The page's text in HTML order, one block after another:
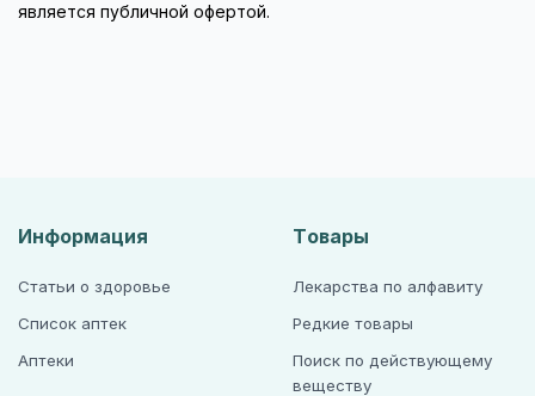
является публичной офертой.
Информация
Статьи о здоровье
Список аптек
Аптеки
Товары
Лекарства по алфавиту
Редкие товары
Поиск по действующему
веществу